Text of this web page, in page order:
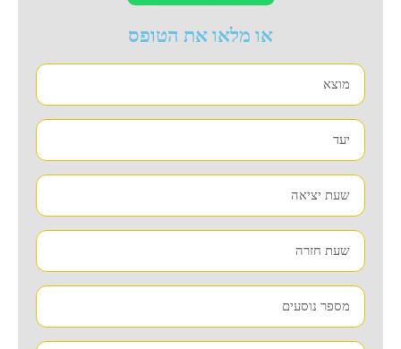
או מלאו את הטופס